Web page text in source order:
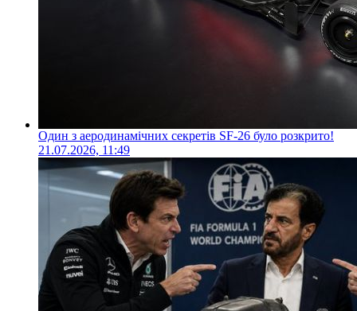
Один з аеродинамічних секретів SF-26 було розкрито!
21.07.2026, 11:49